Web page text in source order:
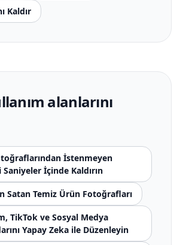
Kaldır
alanlarını
İstenmeyen
İçinde Kaldırın
Satan Temiz Ürün Fotoğrafları
TikTok ve Sosyal Medya
Yapay Zeka ile Düzenleyin